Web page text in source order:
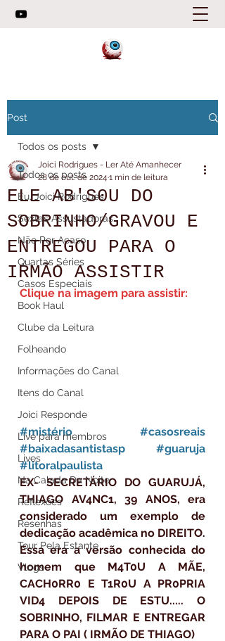
Post
Todos os posts
Eu, Joici Rodrigues
Sextas Assustadoras
Não Por Acaso
Quartas Séries
Casos Especiais
Book Haul
Clube da Leitura
Folheando
Informações do Canal
Itens do Canal
Joici Responde
Live para membros
Lives
Na Calada Da Noite
Reflexões
Resenhas
Tour Pela Estante
Vlogs
Todos os posts
ELE AB'S0U DO
SOBRINHO/GRAVOU E
ENTREGOU PARA O
IRMÃO ASSISTIR
Joici Rodrigues - Ler Até Amanhecer
28 de out. de 2024 1 min de leitura
Clique na imagem para assistir:
#mistério
#casosreais
#baixadasantistasp
#guaruja
#litoralpaulista
EX- SECRETÁRIO DO GUARUJÁ,
THIAGO AV4NC1, 39 ANOS, era
considerado um exemplo de
dedicação acadêmica no DIREITO.
Essa era a versão conhecida do
homem que M4T0U A MÃE,
CACH0RR0 E T1R0U A PR0PRIA
VID4 DEPOIS DE ESTU..... O
SOBRINHO, FILMAR E ENTREGAR
PARA O PAI ( IRMÃO DE THIAGO)